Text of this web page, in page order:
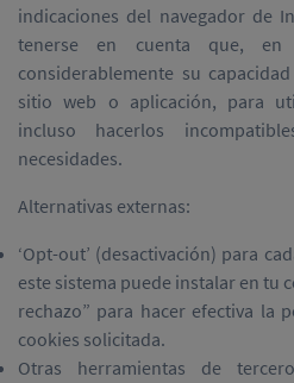
indicaciones del navegador de
tenerse en cuenta que, en
considerablemente su
sitio web o aplicación, para
incluso hacerlos
necesidades.
Alternativas externas:
‘Opt-out’ (desactivación) para
este sistema puede instalar en tu
rechazo” para hacer efectiva la
cookies solicitada.
Otras herramientas de